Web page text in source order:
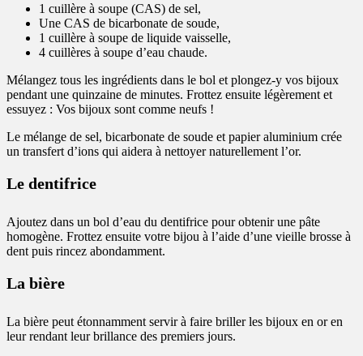
1 cuillère à soupe (CAS) de sel,
Une CAS de bicarbonate de soude,
1 cuillère à soupe de liquide vaisselle,
4 cuillères à soupe d’eau chaude.
Mélangez tous les ingrédients dans le bol et plongez-y vos bijoux
pendant une quinzaine de minutes. Frottez ensuite légèrement et
essuyez : Vos bijoux sont comme neufs !
Le mélange de sel, bicarbonate de soude et papier aluminium crée
un transfert d’ions qui aidera à nettoyer naturellement l’or.
Le dentifrice
Ajoutez dans un bol d’eau du dentifrice pour obtenir une pâte
homogène. Frottez ensuite votre bijou à l’aide d’une vieille brosse à
dent puis rincez abondamment.
La bière
La bière peut étonnamment servir à faire briller les bijoux en or en
leur rendant leur brillance des premiers jours.